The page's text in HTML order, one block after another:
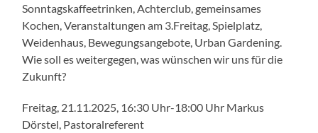
Sonntagskaffeetrinken, Achterclub, gemeinsames
Kochen, Veranstaltungen am 3.Freitag, Spielplatz,
Weidenhaus, Bewegungsangebote, Urban Gardening.
Wie soll es weitergegen, was wünschen wir uns für die
Zukunft?
Freitag, 21.11.2025, 16:30 Uhr-18:00 Uhr Markus
Dörstel, Pastoralreferent